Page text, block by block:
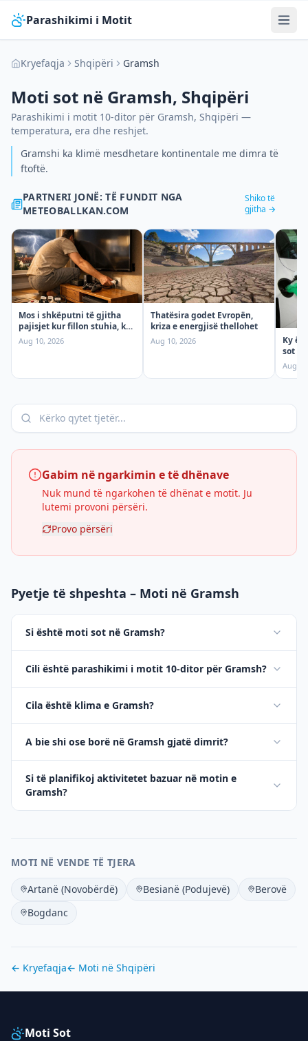
Parashikimi i Motit
Kryefaqja Shqipëri Gramsh
Moti sot në Gramsh, Shqipëri
Parashikimi i motit 10-ditor për Gramsh, Shqipëri —
temperatura, era dhe reshjet.
Gramshi ka klimë mesdhetare kontinentale me dimra të
ftoftë.
PARTNERI JONË: TË FUNDIT NGA
METEOBALLKAN.COM
Shiko të
gjitha →
Mos i shkëputni të gjitha
pajisjet kur fillon stuhia, ky
gabim mund të ju kushtojë
Aug 10, 2026
Thatësira godet Evropën,
kriza e energjisë thellohet
Aug 10, 2026
Ky
sot
Aug
Gabim në ngarkimin e të dhënave
Nuk mund të ngarkohen të dhënat e motit. Ju
lutemi provoni përsëri.
Provo përsëri
Pyetje të shpeshta – Moti në Gramsh
Si është moti sot në Gramsh?
Cili është parashikimi i motit 10-ditor për Gramsh?
Cila është klima e Gramsh?
A bie shi ose borë në Gramsh gjatë dimrit?
Si të planifikoj aktivitetet bazuar në motin e
Gramsh?
MOTI NË VENDE TË TJERA
Artanë (Novobërdë) Besianë (Podujevë)
Berovë
Bogdanc
← Kryefaqja← Moti në Shqipëri
Moti Sot